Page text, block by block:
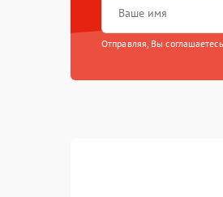
Отправляя, Вы